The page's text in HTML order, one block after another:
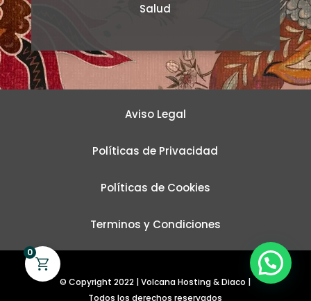
Salud
Aviso Legal
Políticas de Privacidad
Políticas de Cookies
Terminos y Condiciones
© Copyright 2022 | Volcana Hosting & Diaco |
Todos los derechos reservados
0